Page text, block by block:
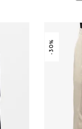
-30%